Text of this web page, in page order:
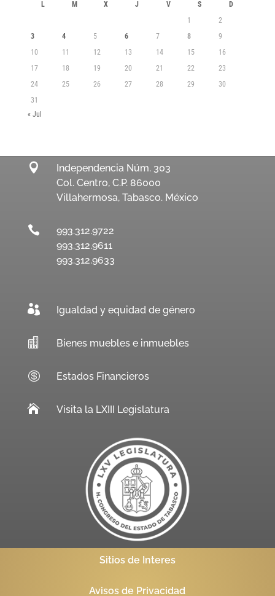
L M X J V S
D
1
2
3
4 5 6 7 8
9
10
11 12 13 14 15
16
17
18 19 20 21 22
23
24
25 26 27 28 29
30
31
« Jul

Independencia Núm. 303
Col. Centro, C.P. 86000
Villahermosa, Tabasco. México

993.312.9722
993.312.9611
993.312.9633
 Igualdad y equidad de género
 Bienes muebles e inmuebles
 Estados Financieros
 Visita la LXIII Legislatura
Sitios de Interes
Avisos de Privacidad